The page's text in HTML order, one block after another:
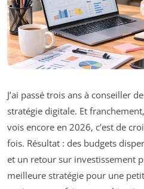
J’ai passé trois ans à conseiller
stratégie digitale. Et
vois encore en 2026, c’est de
fois. Résultat : des budgets
et un retour sur investissement
meilleure stratégie pour une